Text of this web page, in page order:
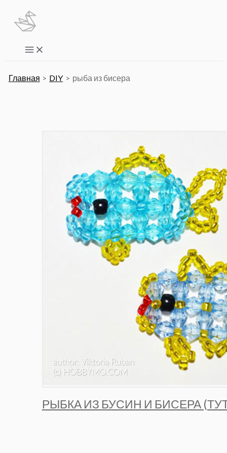
Перейти
содержимому
Main
Menu
Главная DIY рыба из бисера
РЫБКА ИЗ БУСИН И БИСЕРА